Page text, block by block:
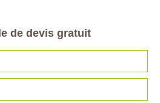
de devis gratuit